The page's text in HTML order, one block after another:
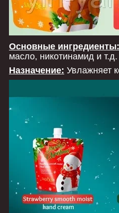
Основные ингредиенты:
масло, никотинамид и т.д.
Назначение: Увлажняет